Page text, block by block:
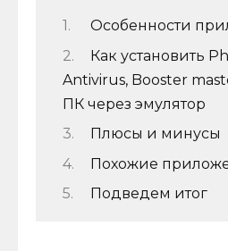
Особенности
Как установить
Antivirus, Booster
ПК через эмулятор
Плюсы и минусы
Похожие
Подведем итог